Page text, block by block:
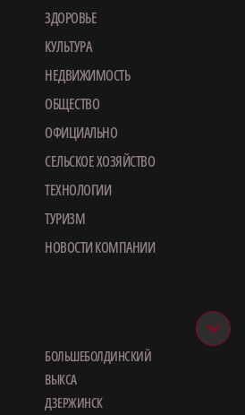
ЗДОРОВЬЕ
КУЛЬТУРА
НЕДВИЖИМОСТЬ
ОБЩЕСТВО
ОФИЦИАЛЬНО
СЕЛЬСКОЕ ХОЗЯЙСТВО
ТЕХНОЛОГИИ
ТУРИЗМ
НОВОСТИ КОМПАНИИ
БОЛЬШЕБОЛДИНСКИЙ
ВЫКСА
ДЗЕРЖИНСК